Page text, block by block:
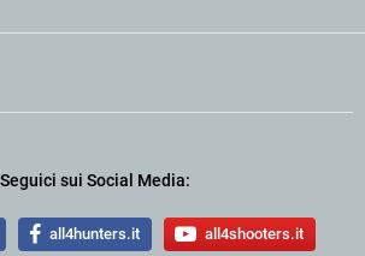
Seguici sui Social Media:
all4hunters.it all4shooters.it